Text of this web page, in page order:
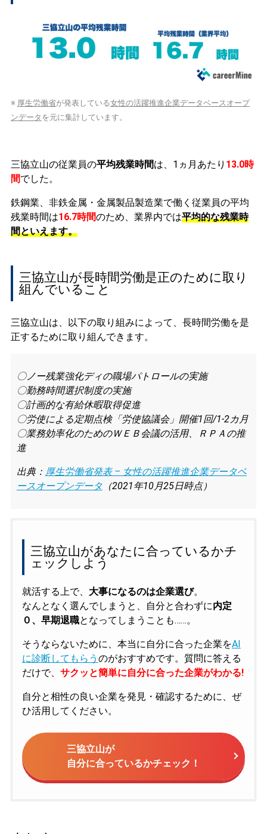
※ 厚生労働省が発表している女性の活躍推進企業データベースオープ
ンデータ を元に集計しています。
三協立山の従業員の平均残業時間は、1ヵ月あたり 13.0時
間でした。
鉄鋼業、非鉄金属・金属製品製造業で働く従業員の平均
残業時間は16.7時間のため、業界内では平均的な残業時
間といえます。
三協立山が長時間労働是正のために取り
組んでいること
三協立山は、以下の取り組みによって、長時間労働を是
正するために取り組んできます。
〇ノー残業強化ディの職場パトロールの実施
〇勤務時間選択制度の実施
〇計画的な有給休暇取得促進
〇労使による定期点検「労使協議会」開催1回/1-2カ月
〇業務効率化のためのＷＥＢ会議の活用、ＲＰＡの推
進
出典： 厚生労働省発表 – 女性の活躍推進企業データベ
ースオープンデータ（2021年10月25日時点）
三協立山があなたに合っているかチ
ェックしよう
就活する上で、 大事になるのは企業選び。
なんとなく選んでしまうと、自分と合わずに内定
０、早期退職となってしまうことも……。
そうならないために、本当に自分に合った企業をAI
に診断してもらう のがおすすめです。質問に答える
だけで、 サクッと簡単に自分に合った企業がわかる!
自分と相性の良い企業を発見・確認するために、ぜ
ひ活用してください。
三協立山が
自分に合っているかチェック！